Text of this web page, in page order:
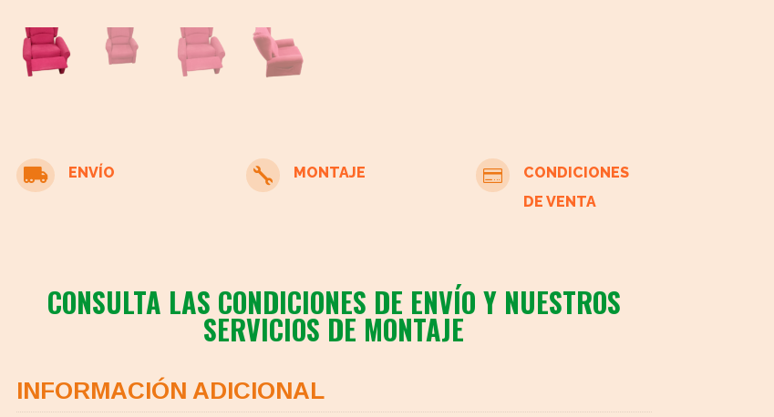
 ENVÍO  MONTAJE 
CONDICIONES
DE VENTA
CONSULTA LAS CONDICIONES DE ENVÍO Y NUESTROS
SERVICIOS DE MONTAJE
INFORMACIÓN ADICIONAL